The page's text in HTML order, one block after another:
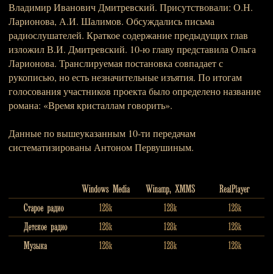
Владимир Иванович Дмитревский. Присутствовали: О.Н.
Ларионова, А.И. Шалимов. Обсуждались письма
радиослушателей. Краткое содержание предыдущих глав
изложил В.И. Дмитревский. 10-ю главу представила Ольга
Ларионова. Транслируемая постановка совпадает с
рукописью, но есть незначительные изъятия. По итогам
голосования участников проекта было определено название
романа: «Время кристаллам говорить».
Данные по вышеуказанным 10-ти передачам
систематизированы Антоном Первушиным.